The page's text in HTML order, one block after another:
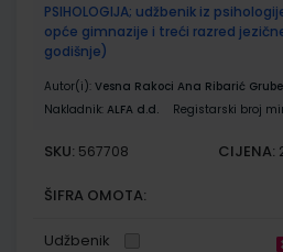
PSIHOLOGIJA; udžbenik iz
opće gimnazije i treći razred
godišnje)
Autor(i): Vesna Rakoci Ana Ribarić
Nakladnik: ALFA d.d. Registarski broj
SKU: 567708 CIJENA:
ŠIFRA OMOTA:
Udžbenik